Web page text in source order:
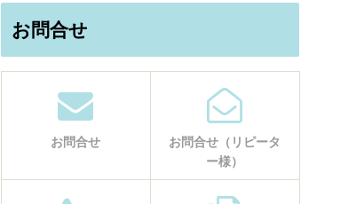
お問合せ
お問合せ
お問合せ（リピータ
ー様）